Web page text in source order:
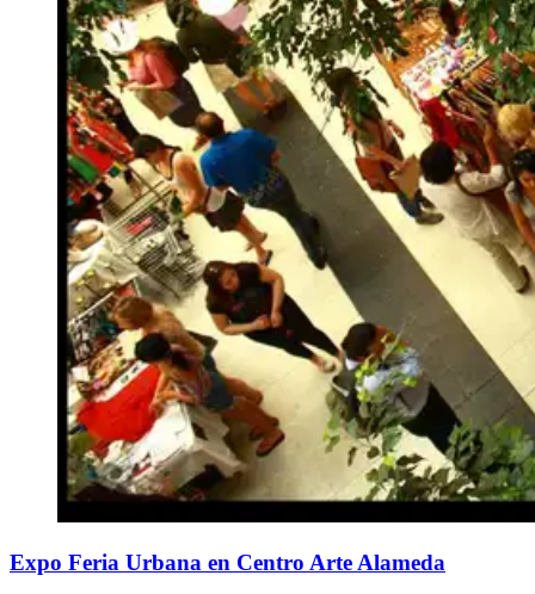
Expo Feria Urbana en Centro Arte Alameda